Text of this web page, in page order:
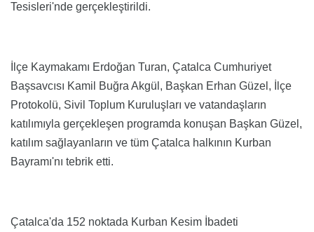
Tesisleri'nde gerçekleştirildi.
İlçe Kaymakamı Erdoğan Turan, Çatalca Cumhuriyet
Başsavcısı Kamil Buğra Akgül, Başkan Erhan Güzel, İlçe
Protokolü, Sivil Toplum Kuruluşları ve vatandaşların
katılımıyla gerçekleşen programda konuşan Başkan Güzel,
katılım sağlayanların ve tüm Çatalca halkının Kurban
Bayramı'nı tebrik etti.
Çatalca'da 152 noktada Kurban Kesim İbadeti